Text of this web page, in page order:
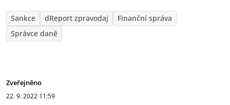
Sankce dReport zpravodaj
Finanční správa
Správce daně
Zveřejněno
22. 9. 2022 11:59